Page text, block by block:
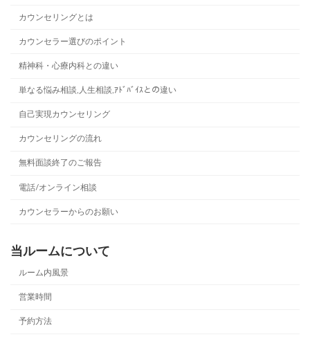
カウンセリングとは
カウンセラー選びのポイント
精神科・心療内科との違い
単なる悩み相談,人生相談,ｱﾄﾞﾊﾞｲｽとの違い
自己実現カウンセリング
カウンセリングの流れ
無料面談終了のご報告
電話/オンライン相談
カウンセラーからのお願い
当ルームについて
ルーム内風景
営業時間
予約方法